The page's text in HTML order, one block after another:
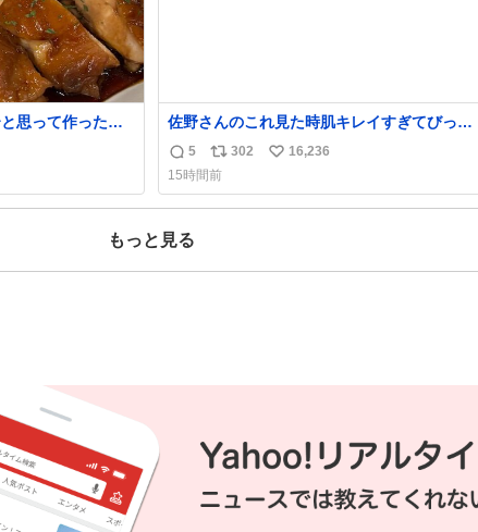
思って作ったら
い言ってくれて
佐野さんのこれ見た時肌キレイすぎてびっく
りしたし、やはりアイドルって体型･肌管理す
ごすぎる
返
信
数
5
リ
ポ
ス
302
い
ね
16,236
15時間前
もっと見る